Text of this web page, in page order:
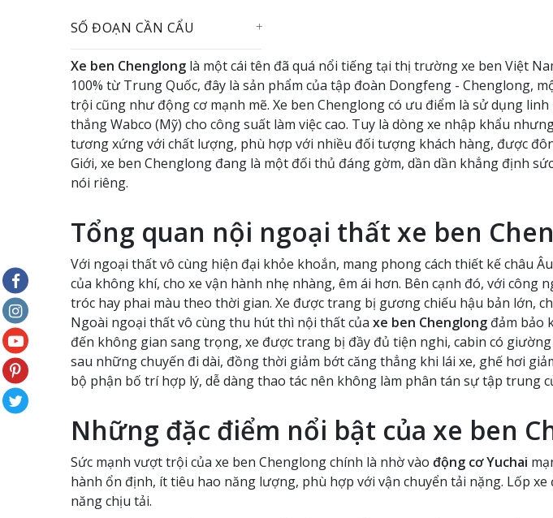
SỐ ĐOẠN CẦN CẨU
Xe ben Chenglong là một cái tên đã quá nổi tiếng tại thị trường xe ben Việt
100% từ Trung Quốc, đây là sản phẩm của tập đoàn Dongfeng -
trội cũng như động cơ mạnh mẽ. Xe ben Chenglong có ưu điểm là sử dụng
thắng Wabco (Mỹ) cho công suất làm việc cao. Tuy là dòng xe nhập khẩu
tương xứng với chất lượng, phù hợp với nhiều đối tượng khách hàng, được
Giới, xe ben Chenglong đang là một đối thủ đáng gờm, dần dần khẳng định
nói riêng.
Tổng quan nội ngoại thất xe ben
Với ngoại thất vô cùng hiện đại khỏe khoắn, mang phong cách thiết kế châu
của không khí, cho xe vận hành nhẹ nhàng, êm ái hơn. Bên cạnh đó, với
tróc hay phai màu theo thời gian. Xe được trang bị gương chiếu hậu bản lớn,
Ngoài ngoại thất vô cùng thu hút thì nội thất của xe ben Chenglong đảm bảo
đến không gian sang trọng, xe được trang bị đầy đủ tiện nghi, cabin có
sau những chuyến đi dài, đồng thời giảm bớt căng thẳng khi lái xe, ghế hơi
bộ phận bố trí hợp lý, dễ dàng thao tác nên không làm phân tán sự tập trung
Những đặc điểm nổi bật của xe ben
Sức mạnh vượt trội của xe ben Chenglong chính là nhờ vào động cơ Yuchai
hành ổn định, ít tiêu hao năng lượng, phù hợp với vận chuyển tải nặng. Lốp
năng chịu tải.